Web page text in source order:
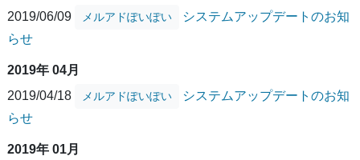
2019/06/09
メルアドぽいぽい
システムアップデートのお知
らせ
2019年 04月
2019/04/18
メルアドぽいぽい
システムアップデートのお知
らせ
2019年 01月